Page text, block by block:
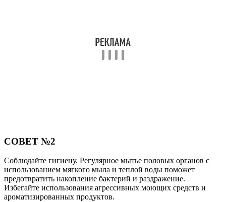
СОВЕТ №2
Соблюдайте гигиену. Регулярное мытье половых органов с
использованием мягкого мыла и теплой воды поможет
предотвратить накопление бактерий и раздражение.
Избегайте использования агрессивных моющих средств и
ароматизированных продуктов.